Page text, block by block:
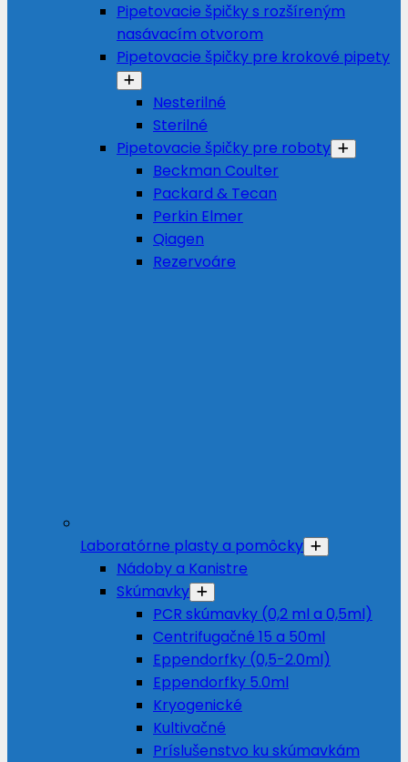
Pipetovacie špičky s rozšíreným
nasávacím otvorom
Pipetovacie špičky pre krokové pipety
Nesterilné
Sterilné
Pipetovacie špičky pre roboty
Beckman Coulter
Packard & Tecan
Perkin Elmer
Qiagen
Rezervoáre
Laboratórne plasty a pomôcky
Nádoby a Kanistre
Skúmavky
PCR skúmavky (0,2 ml a 0,5ml)
Centrifugačné 15 a 50ml
Eppendorfky (0,5-2.0ml)
Eppendorfky 5.0ml
Kryogenické
Kultivačné
Príslušenstvo ku skúmavkám